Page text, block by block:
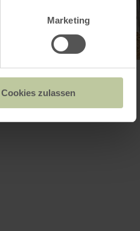
Marketing
Cookies zulassen